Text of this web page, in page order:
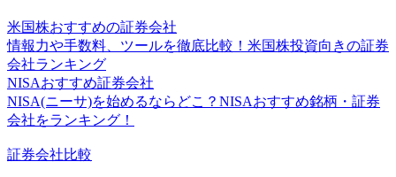
米国株おすすめの証券会社
情報力や手数料、ツールを徹底比較！米国株投資向きの証券
会社ランキング
NISAおすすめ証券会社
NISA(ニーサ)を始めるならどこ？NISAおすすめ銘柄・証券
会社をランキング！
証券会社比較